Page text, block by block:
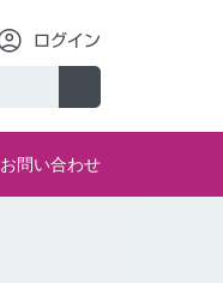
ログイン
お問い合わせ